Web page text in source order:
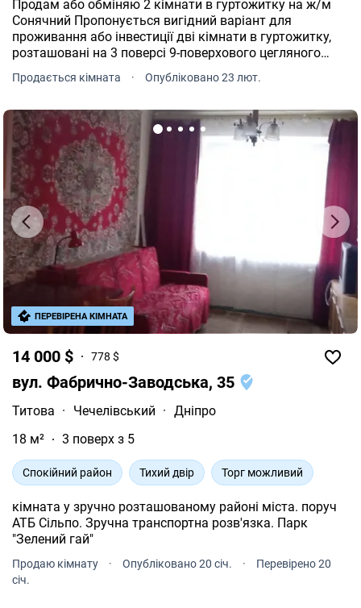
Продам або обміняю 2 кімнати в гуртожитку на ж/м
Сонячний Пропонується вигідний варіант для
проживання або інвестиції дві кімнати в гуртожитку,
розташовані на 3 поверсі 9-поверхового цегляного
Капітальний ремонт Металопластикові вікна Власний
газовими плитами Теплий цегляний будинок Ідеальний
варіант для сімї, оренди або стартового житла.
Розглянемо продаж або обмін. Телефонуйте покажемо
у зручний для вас час!
Продається кімната · Опубліковано 23 лют.
14 000 $ 778 $
вул. Фабрично-Заводська, 35
Титова · Чечелівський · Дніпро
18 м²
3 поверх з 5
Спокійний район Тихий двір Торг можливий
кімната у зручно розташованому районі міста. поруч
АТБ Сільпо. Зручна транспортна розв'язка. Парк
"Зелений гай"
Продаю кімнату · Опубліковано 20 січ. ·
Перевірено 20
січ.
ПЕРЕВІРЕНА КІМНАТА